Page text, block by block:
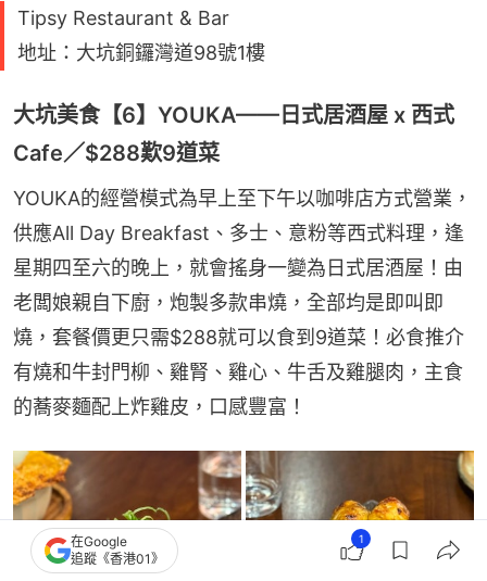
Tipsy Restaurant & Bar
地址：大坑銅鑼灣道98號1樓
大坑美食【6】YOUKA——日式居酒屋 x 西式
Cafe／$288歎9道菜
YOUKA的經營模式為早上至下午以咖啡店方式營業，
供應All Day Breakfast、多士、意粉等西式料理，逢
星期四至六的晚上，就會搖身一變為日式居酒屋！由
老闆娘親自下廚，炮製多款串燒，全部均是即叫即
燒，套餐價更只需$288就可以食到9道菜！必食推介
有燒和牛封門柳、雞腎、雞心、牛舌及雞腿肉，主食
的蕎麥麵配上炸雞皮，口感豐富！
在Google
追蹤《香港01》
1